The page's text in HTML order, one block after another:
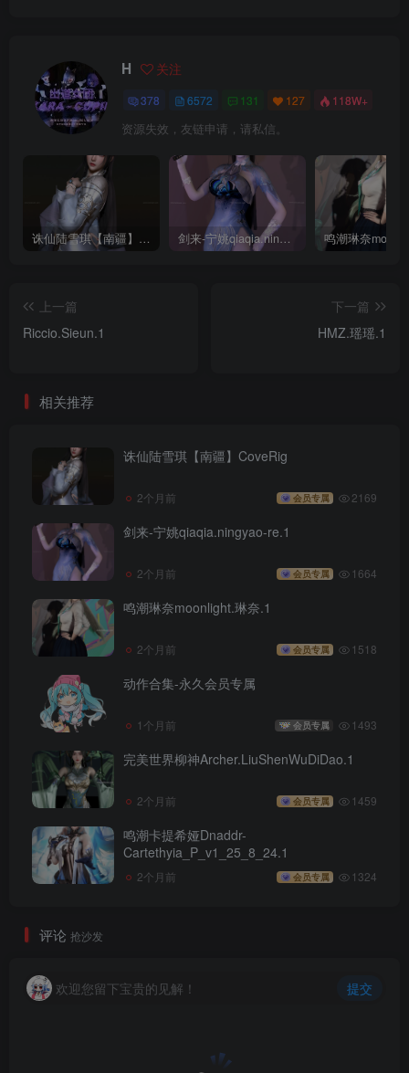
H 关注
378 6572 131 127 118W+
资源失效，友链申请，请私信。
诛仙陆雪琪【南疆】CoveRig 剑来-宁姚qiaqia.ningyao-re.1
上一篇
Riccio.Sieun.1
下一篇
HMZ.瑶瑶.1
相关推荐
诛仙陆雪琪【南疆】CoveRig
2个月前 会员专属 2169
剑来-宁姚qiaqia.ningyao-re.1
2个月前 会员专属 1664
鸣潮琳奈moonlight.琳奈.1
2个月前 会员专属 1518
动作合集-永久会员专属
1个月前 会员专属 1493
完美世界柳神Archer.LiuShenWuDiDao.1
2个月前 会员专属 1459
鸣潮卡提希娅Dnaddr-
Cartethyia_P_v1_25_8_24.1
2个月前 会员专属 1324
评论 抢沙发
欢迎您留下宝贵的见解！ 提交